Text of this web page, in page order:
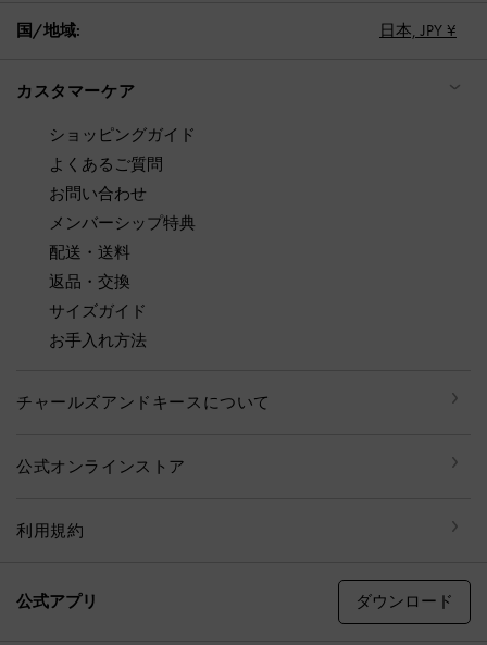
国/地域: 日本, JPY ¥
カスタマーケア
ショッピングガイド
よくあるご質問
お問い合わせ
メンバーシップ特典
配送・送料
返品・交換
サイズガイド
お手入れ方法
チャールズアンドキースについて
公式オンラインストア
利用規約
公式アプリ ダウンロード